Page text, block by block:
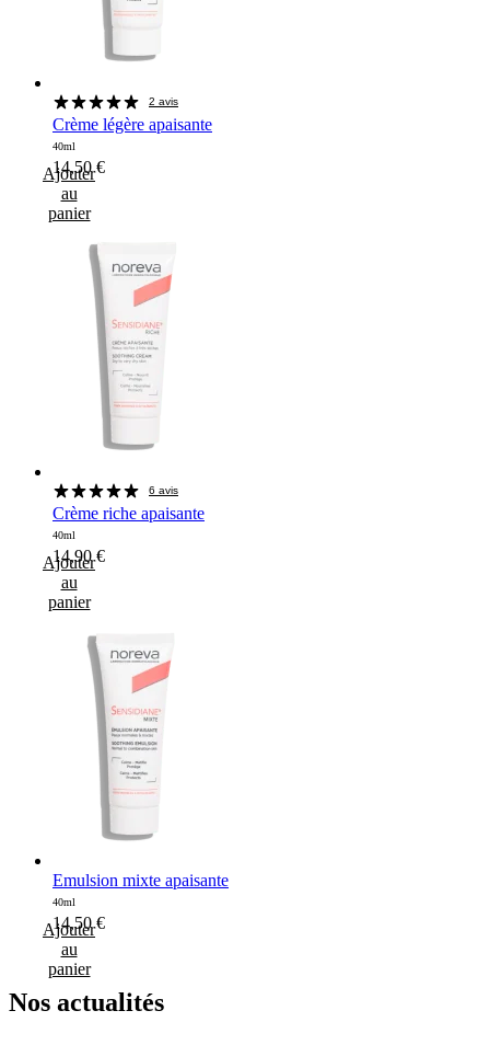
2 avis
Crème légère apaisante
40ml
14,50€
Ajouter
au
panier
6 avis
Crème riche apaisante
40ml
14,90€
Ajouter
au
panier
Emulsion mixte apaisante
40ml
14,50€
Ajouter
au
panier
Nos actualités